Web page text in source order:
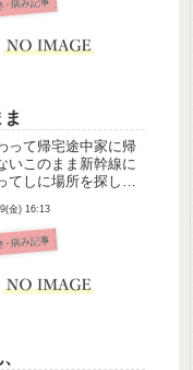
･病み記事
って帰宅途中家に帰
いこのまま新幹線に
てしに場所を探しに
金) 16:13
･病み記事